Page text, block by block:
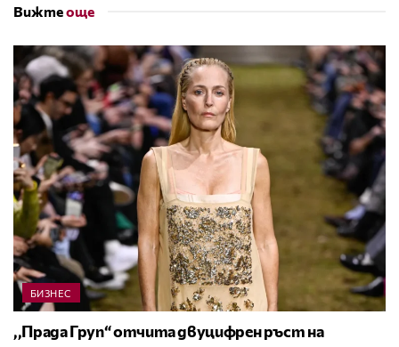
Вижтеоще
БИЗНЕС
,,Прада Груп“ отчита двуцифрен ръст на